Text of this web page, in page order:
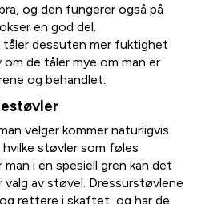
og den fungerer også på
en god del.
dessuten mer fuktighet
de tåler mye om man er
og behandlet.
velger kommer naturligvis
hvilke støvler som føles
man i en spesiell gren kan det
av støvel. Dressurstøvlene
rettere i skaftet, og har de